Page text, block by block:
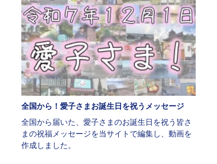
全国から！愛子さまお誕生日を祝うメッセージ
全国から届いた、愛子さまのお誕生日を祝う皆さ
まの祝福メッセージを当サイトで編集し、動画を
作成しました。